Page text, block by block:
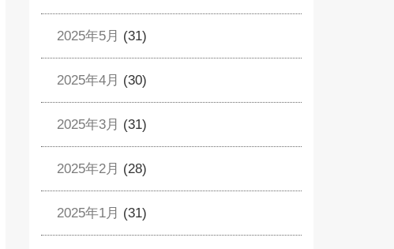
2025年5月 (31)
2025年4月 (30)
2025年3月 (31)
2025年2月 (28)
2025年1月 (31)